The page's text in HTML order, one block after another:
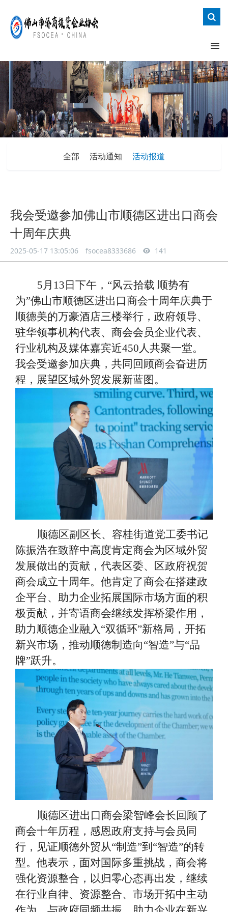
全部 活动通知 活动报道
我会受邀参加佛山市顺德区进出口商会
十周年庆典
2025-05-17 13:05:06 fsocea8333686 141
5月13日下午，“风云拾载 顺势有
为”佛山市顺德区进出口商会十周年庆典于
顺德美的万豪酒店三楼举行，政府领导、
驻华领事机构代表、商会会员企业代表、
行业机构及媒体嘉宾近450人共聚一堂。
我会受邀参加庆典，共同回顾商会奋进历
程，展望区域外贸发展新蓝图。
顺德区副区长、容桂街道党工委书记
陈振浩在致辞中高度肯定商会为区域外贸
发展做出的贡献，代表区委、区政府祝贺
商会成立十周年。他肯定了商会在搭建政
企平台、助力企业拓展国际市场方面的积
极贡献，并寄语商会继续发挥桥梁作用，
助力顺德企业融入“双循环”新格局，开拓
新兴市场，推动顺德制造向“智造”与“品
牌”跃升。
顺德区进出口商会梁智峰会长回顾了
商会十年历程，感恩政府支持与会员同
行，见证顺德外贸从“制造”到“智造”的转
型。他表示，面对国际多重挑战，商会将
强化资源整合，以归零心态再出发，继续
在行业自律、资源整合、市场开拓中主动